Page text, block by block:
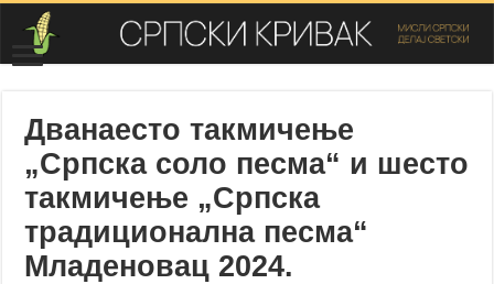
Дванаесто такмичење
„Српска соло песма“ и шесто
такмичење „Српска
традиционална песма“
Младеновац 2024.